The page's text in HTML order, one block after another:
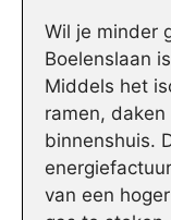
Wil je minder
Boelenslaan
Middels het
ramen,
binnenshuis.
van een